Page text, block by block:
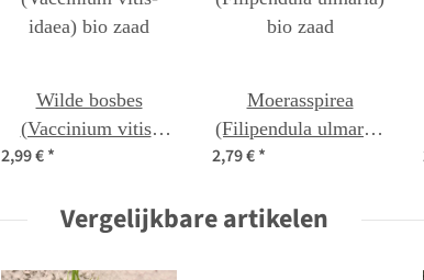
Wilde bosbes
(Vaccinium vitis-
idaea) bio zaad
2,99 €*
Moerasspirea
(Filipendula ulmaria)
2,79 €*
Vergelijkbare artikelen